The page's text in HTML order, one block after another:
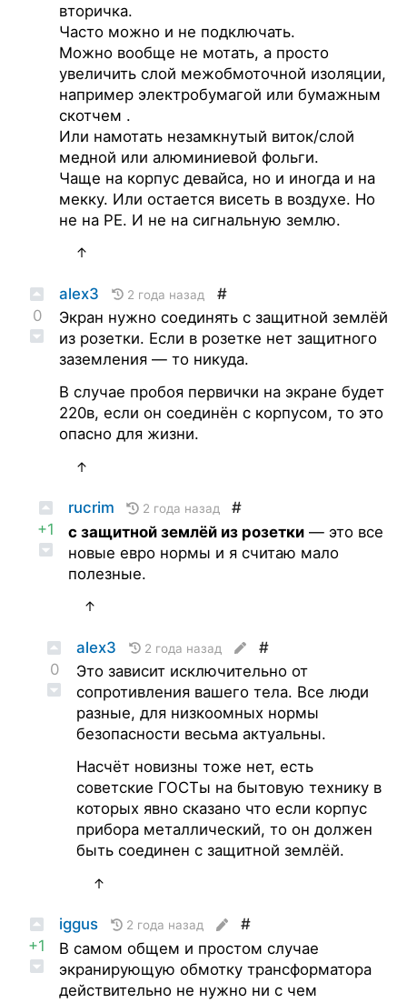
вторичка.
Часто можно и не подключать.
Можно вообще не мотать, а просто
увеличить слой межобмоточной изоляции,
например электробумагой или бумажным
скотчем .
Или намотать незамкнутый виток/слой
медной или алюминиевой фольги.
Чаще на корпус девайса, но и иногда и на
мекку. Или остается висеть в воздухе. Но
не на PE. И не на сигнальную землю.
↑
0
alex3 2 года назад
#
Экран нужно соединять с защитной землёй
из розетки. Если в розетке нет защитного
заземления — то никуда.
В случае пробоя первички на экране будет
220в, если он соединён с корпусом, то это
опасно для жизни.
↑
+1
rucrim 2 года назад
#
с защитной землёй из розетки— это все
новые евро нормы и я считаю мало
полезные.
↑
0
alex3 2 года назад
#
Это зависит исключительно от
сопротивления вашего тела. Все люди
разные, для низкоомных нормы
безопасности весьма актуальны.
Насчёт новизны тоже нет, есть
советские ГОСТы на бытовую технику в
которых явно сказано что если корпус
прибора металлический, то он должен
быть соединен с защитной землёй.
↑
+1
iggus 2 года назад
#
В самом общем и простом случае
экранирующую обмотку трансформатора
действительно не нужно ни с чем